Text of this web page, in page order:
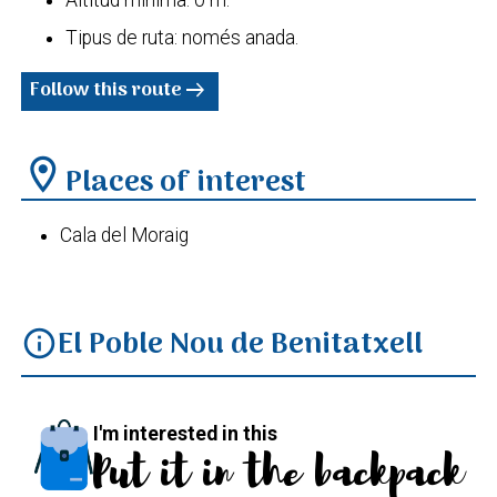
Tipus de ruta: només anada.
Follow this routearrow_right_alt
location_on Places of interest
Cala del Moraig
infoEl Poble Nou de Benitatxell
I'm interested in this
Put it in the backpack